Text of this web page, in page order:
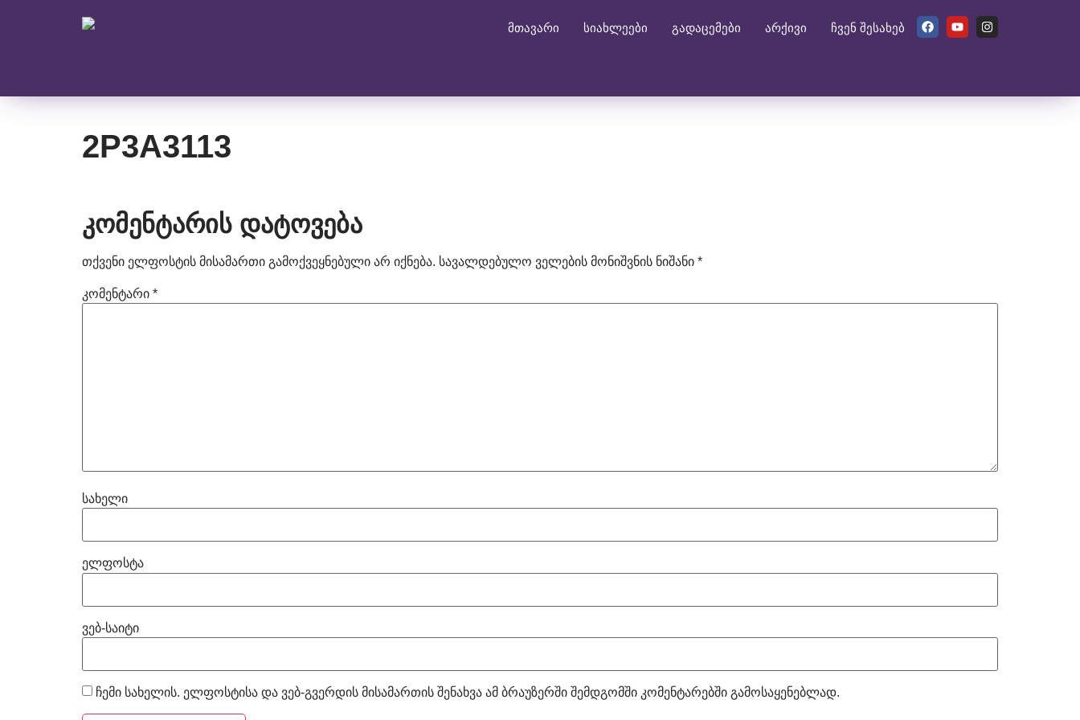
მთავარი სიახლეები გადაცემები არქივი ჩვენ შესახებ
2P3A3113
კომენტარის დატოვება
თქვენი ელფოსტის მისამართი გამოქვეყნებული არ იქნება. სავალდებულო ველების მონიშვნის ნიშანი *
კომენტარი *
სახელი
ელფოსტა
ვებ-საიტი
ჩემი სახელის. ელფოსტისა და ვებ-გვერდის მისამართის შენახვა ამ ბრაუზერში შემდგომში კომენტარებში გამოსაყენებლად.